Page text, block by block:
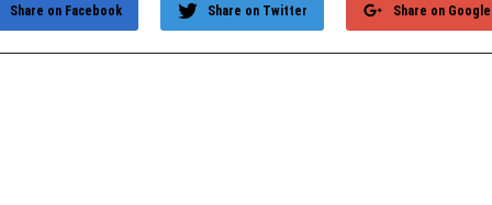
Share on
Share on Twitter
Share on Facebook